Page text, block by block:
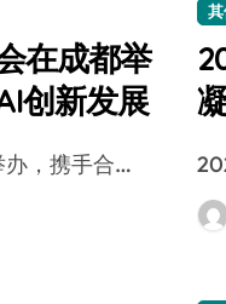
优惠加持，玩机效率飙
在成都举
创新发展
办，携手合…